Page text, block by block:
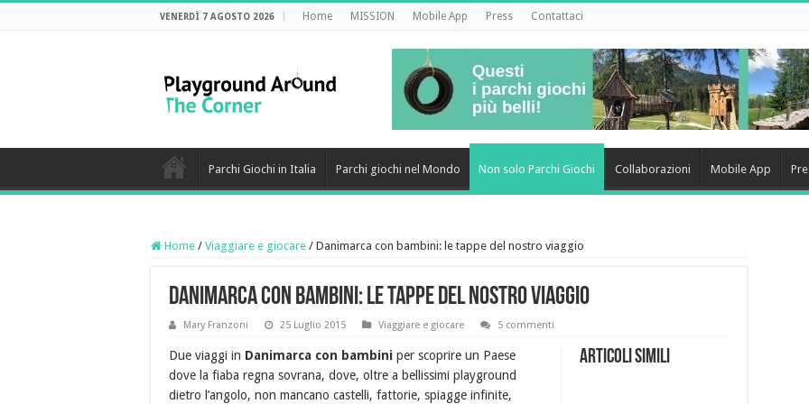
VENERDÌ 7 AGOSTO 2026 Home MISSION Mobile App Press Contattaci
Parchi Giochi in Italia Parchi giochi nel Mondo Non solo Parchi Giochi Collaborazioni Mobile App
Home / Viaggiare e giocare / Danimarca con bambini: le tappe del nostro viaggio
Danimarca con bambini: le tappe del nostro viaggio
Mary Franzoni 25 Luglio 2015 Viaggiare e giocare 5 commenti
Articoli simili
Due viaggi in Danimarca con bambini per scoprire un Paese
dove la fiaba regna sovrana, dove, oltre a bellissimi playground
dietro l’angolo, non mancano castelli, fattorie, spiagge infinite,